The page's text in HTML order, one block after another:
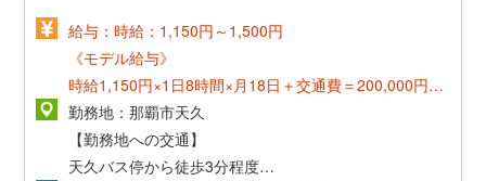
給与：時給：1,150円～1,500円
《モデル給与》
時給1,150円×1日8時間×月18日＋交通費＝200,000円～
《正社員登用時》
年俸 3,000,000円〜5,400,000円
勤務地：那覇市天久
【勤務地への交通】
天久バス停から徒歩3分程度